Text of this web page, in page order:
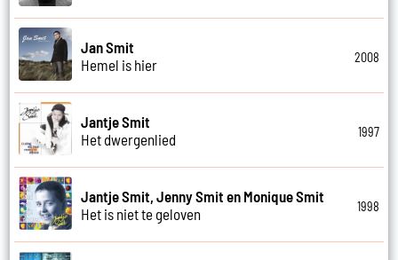
Jan Smit
Hemel is hier
2008
Jantje Smit
Het dwergenlied
1997
Jantje Smit, Jenny Smit en Monique Smit
Het is niet te geloven
1998